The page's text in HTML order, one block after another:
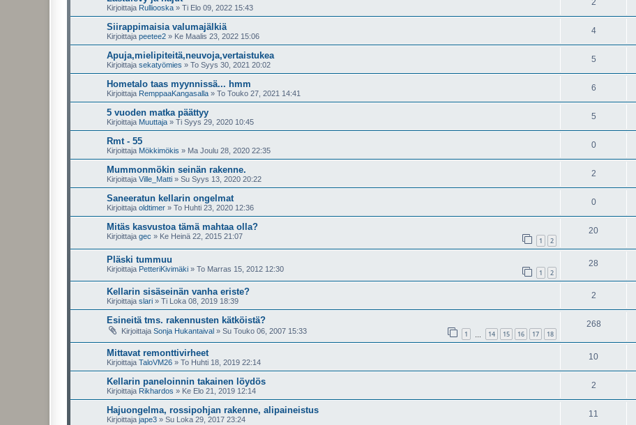
Kirjoittaja Rulliooska » Ti Elo 09, 2022 15:43
2
Siirappimaisia valumajälkiä
Kirjoittaja peetee2 » Ke Maalis 23, 2022 15:06
4
Apuja,mielipiteitä,neuvoja,vertaistukea
Kirjoittaja sekatyömies » To Syys 30, 2021 20:02
5
Hometalo taas myynnissä... hmm
Kirjoittaja RemppaaKangasalla » To Touko 27, 2021 14:41
6
5 vuoden matka päättyy
Kirjoittaja Muuttaja » Ti Syys 29, 2020 10:45
5
Rmt - 55
Kirjoittaja Mökkimökis » Ma Joulu 28, 2020 22:35
0
Mummonmökin seinän rakenne.
Kirjoittaja Ville_Matti » Su Syys 13, 2020 20:22
2
Saneeratun kellarin ongelmat
Kirjoittaja oldtimer » To Huhti 23, 2020 12:36
0
Mitäs kasvustoa tämä mahtaa olla?
Kirjoittaja gec » Ke Heinä 22, 2015 21:07 1 2
20
Pläski tummuu
Kirjoittaja PetteriKivimäki » To Marras 15, 2012 12:30 1 2
28
Kellarin sisäseinän vanha eriste?
Kirjoittaja slari » Ti Loka 08, 2019 18:39
2
Esineitä tms. rakennusten kätköistä?
Kirjoittaja Sonja Hukantaival » Su Touko 06, 2007 15:33 1 14 15 16 17 18
268
Mittavat remonttivirheet
Kirjoittaja TaloVM26 » To Huhti 18, 2019 22:14
10
Kellarin paneloinnin takainen löydös
Kirjoittaja Rikhardos » Ke Elo 21, 2019 12:14
2
Hajuongelma, rossipohjan rakenne, alipaineistus
Kirjoittaja jape3 » Su Loka 29, 2017 23:24
11